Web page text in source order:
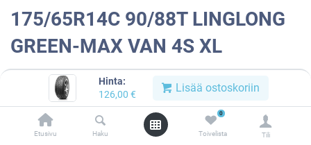
Hinta:
126,00 € Lisää ostoskoriin
Etusivu Haku
0
Toivelista Tili
175/65R14C 90/88T LINGLONG
GREEN-MAX VAN 4S XL
EAN:6959956744350 Tuotekoodi:783138
Tällä tuotteella ei ole kelvollista yhdistelmää.